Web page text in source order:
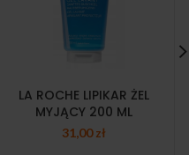
LA ROCHE LIPIKAR ŻEL
MYJĄCY 200 ML
31,00zł